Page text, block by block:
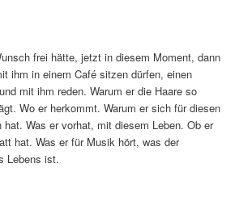
frei hätte, jetzt in diesem Moment, dann
ihm in einem Café sitzen dürfen, einen
mit ihm reden. Warum er die Haare so
Wo er herkommt. Warum er sich für diesen
hat. Was er vorhat, mit diesem Leben. Ob er
hat. Was er für Musik hört, was der
Lebens ist.